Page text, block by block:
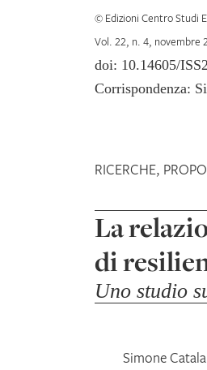
© Edizioni Centro Studi
Vol. 22, n. 4, novembre
doi: 10.14605/
Corrispondenza:
RICERCHE,
La
di
Uno studio
Simone